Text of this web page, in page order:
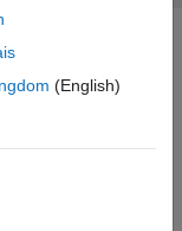
(English)